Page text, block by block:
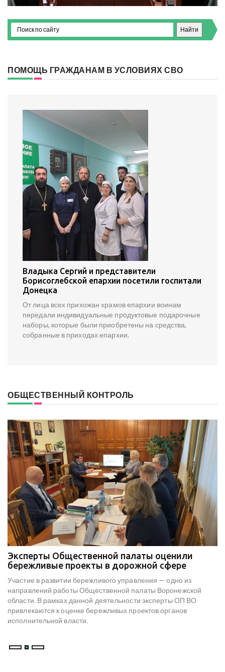
ПОМОЩЬ ГРАЖДАНАМ В УСЛОВИЯХ СВО
Владыка Сергий и представители
Борисоглебской епархии посетили госпитали
Донецка
От лица всех прихожан храмов епархии воинам
передали индивидуальные продуктовые подарочные
наборы, которые были приобретены на средства,
собранные в приходах епархии.
ОБЩЕСТВЕННЫЙ КОНТРОЛЬ
Эксперты Общественной палаты оценили
бережливые проекты в дорожной сфере
Участие в развитии бережливого управления — одно из
направлений работы Общественной палаты Воронежской
области. В рамках данной деятельности эксперты ОП ВО
привлекаются к оценке бережливых проектов органов
исполнительной власти.